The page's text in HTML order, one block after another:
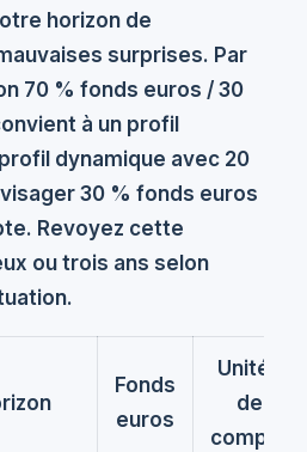
horizon de
surprises. Par
70 % fonds euros / 30
à un profil
dynamique avec 20
30 % fonds euros
Revoyez cette
ou trois ans selon
Fonds
euros
Unités
de
compte